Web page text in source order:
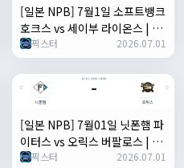
[일본 NPB] 7월1일 소프트뱅크
호크스 vs 세이부 라이온스 | 스
포츠 분석 무료 중계 토친놈
픽스터 2026.07.01
[일본 NPB] 7월01일 닛폰햄 파
이터스 vs 오릭스 버팔로스 | 스
포츠 분석 무료 중계 토친놈
픽스터 2026.07.01